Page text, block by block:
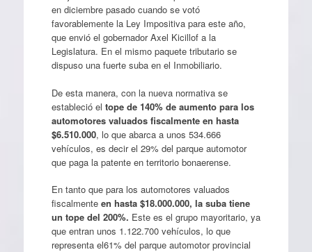
en diciembre pasado cuando se votó
favorablemente la Ley Impositiva para este año,
que envió el gobernador Axel Kicillof a la
Legislatura. En el mismo paquete tributario se
dispuso una fuerte suba en el Inmobiliario.
De esta manera, con la nueva normativa se
estableció el tope de 140% de aumento para los
automotores valuados fiscalmente en hasta
$6.510.000, lo que abarca a unos 534.666
vehículos, es decir el 29% del parque automotor
que paga la patente en territorio bonaerense.
En tanto que para los automotores valuados
fiscalmente en hasta $18.000.000, la suba tiene
un tope del 200%. Este es el grupo mayoritario, ya
que entran unos 1.122.700 vehículos, lo que
representa el61% del parque automotor provincial